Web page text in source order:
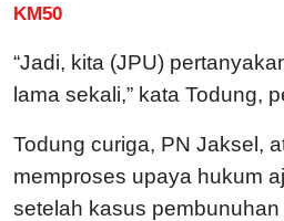
KM50
“Jadi, kita (JPU)
lama sekali,” kata Todung,
Todung curiga, PN Jaksel,
memproses upaya hukum
setelah kasus